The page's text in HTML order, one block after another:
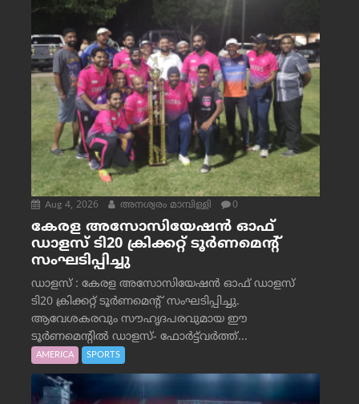
Aug 4, 2026 അനശ്വരം മാമ്പിള്ളി 0
കേരള അസോസിയേഷൻ ഓഫ്
ഡാളസ് ടി20 ക്രിക്കറ്റ് ടൂർണമെന്റ്
സംഘടിപ്പിച്ചു
ഡാളസ് : കേരള അസോസിയേഷൻ ഓഫ് ഡാളസ്
ടി20 ക്രിക്കറ്റ് ടൂർണമെന്റ് സംഘടിപ്പിച്ചു.
ആവേശകരവും സൗഹൃദപരവുമായ ഈ
ടൂർണമെന്റിൽ ഡാളസ്- ഫോർട്ട്‌വര്‍ത്ത്...
AMERICA SPORTS